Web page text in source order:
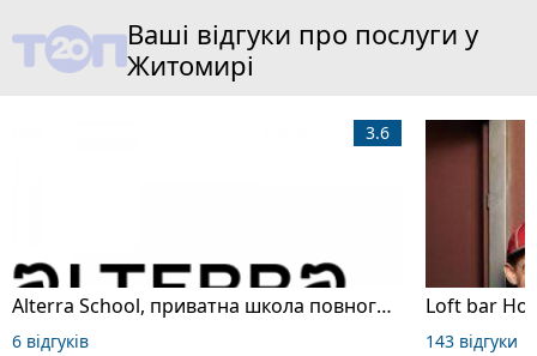
Ваші відгуки про послуги у
Житомирі
Alterra School, приватна школа повного дня
3.6
6 відгуків
Loft bar
143 відгуки